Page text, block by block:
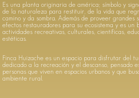
Es una planta originaria de américa; símbolo y
de la naturaleza para restituir, de la vida que
camino y da sombra. Además de proveer grandes
efectos restauradores para su ecosistema y es un
actividades recreativas, culturales, científicas,
estéticas.
Finca Huizache es un espacio para disfrutar del
dedicado a la recreación y el descanso, pensado
personas que viven en espacios urbanos y que
ambiente rural.